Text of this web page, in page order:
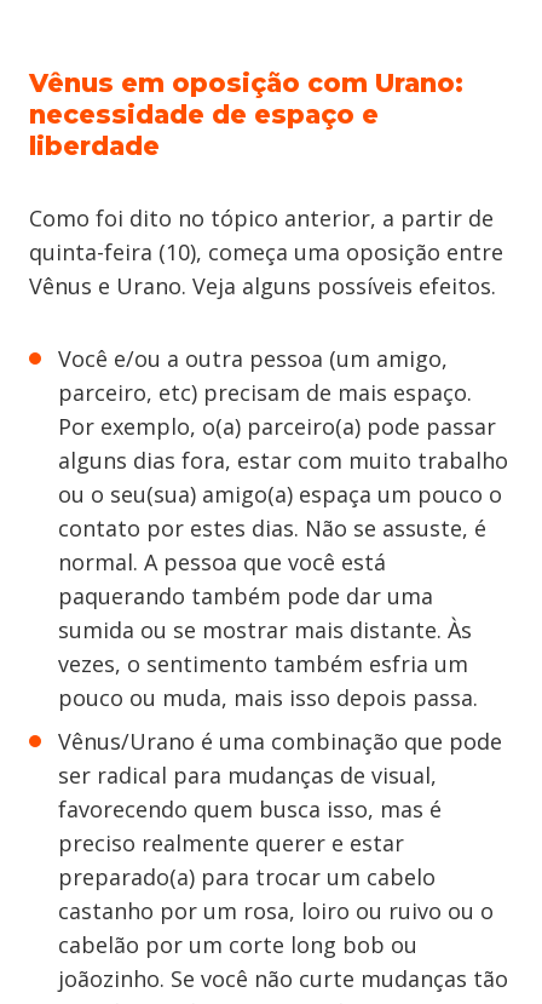
Vênus em oposição com Urano:
necessidade de espaço e
liberdade
Como foi dito no tópico anterior, a partir de
quinta-feira (10), começa uma oposição entre
Vênus e Urano. Veja alguns possíveis efeitos.
Você e/ou a outra pessoa (um amigo,
parceiro, etc) precisam de mais espaço.
Por exemplo, o(a) parceiro(a) pode passar
alguns dias fora, estar com muito trabalho
ou o seu(sua) amigo(a) espaça um pouco o
contato por estes dias. Não se assuste, é
normal. A pessoa que você está
paquerando também pode dar uma
sumida ou se mostrar mais distante. Às
vezes, o sentimento também esfria um
pouco ou muda, mais isso depois passa.
Vênus/Urano é uma combinação que pode
ser radical para mudanças de visual,
favorecendo quem busca isso, mas é
preciso realmente querer e estar
preparado(a) para trocar um cabelo
castanho por um rosa, loiro ou ruivo ou o
cabelão por um corte long bob ou
joãozinho. Se você não curte mudanças tão